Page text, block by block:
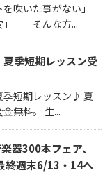
吹いた事がない」
」——そんな方...
季短期レッスン受
季短期レッスン♪ 夏
無料。 生...
器300本フェア、
終週末6/13・14へ